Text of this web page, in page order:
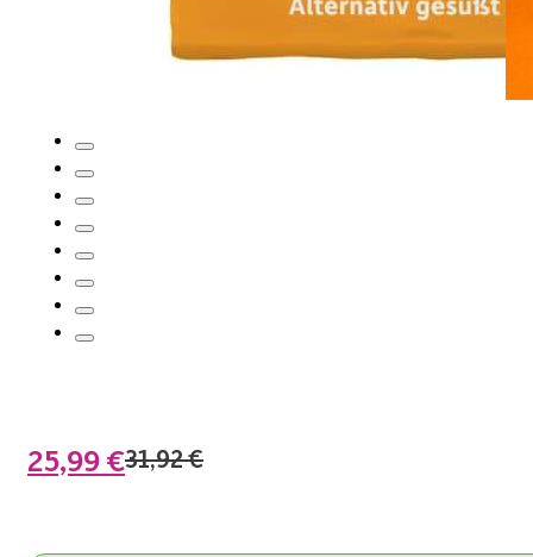
31,92€
Ursprünglicher
25,99€
Aktueller